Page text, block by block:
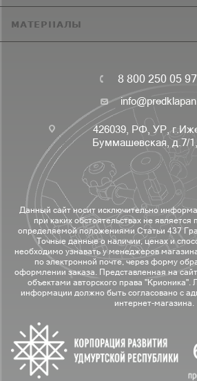
МАТЕРИАЛЫ
8 800 250 05 97
426039, РФ, УР,
Буммашевская, д.7/
Данный сайт носит исключительно
при каких обстоятельствах не
определяемой положениями Статьи 437
Точные данные о наличии, ценах и
необходимо узнавать у менеджеров
по электронной почте, через форму
оформлении заказа. Представленная на
объектами авторского права "Крионика".
информации должно быть согласовано с
интернет-магазина.